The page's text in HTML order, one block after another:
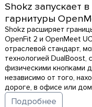
Shokz запускает
гарнитуры
Shokz расширяет
OpenFit 2 и OpenMeet
отраслевой стандарт,
технологией DualBoost,
физическими кнопками
независимо от того,
дороге, в офисе или
Подробнее